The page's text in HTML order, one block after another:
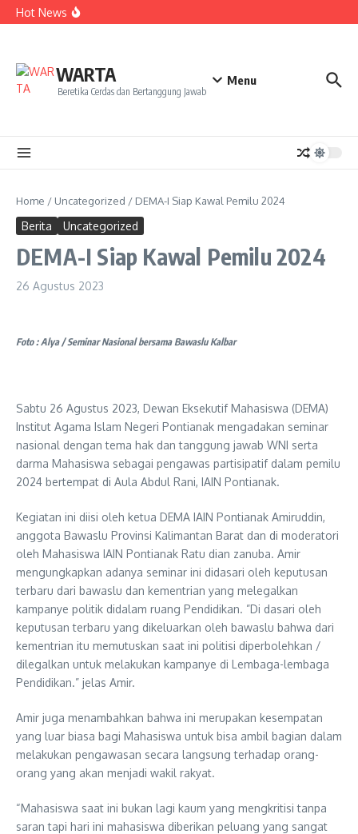
Lewati ke konten
Hot News
Pontianak
Mereka?
WARTA
Beretika Cerdas dan Bertanggung Jawab
Menu
Home / Uncategorized / DEMA-I Siap Kawal Pemilu 2024
Berita Uncategorized
DEMA-I Siap Kawal Pemilu 2024
26 Agustus 2023
Foto : Alya / Seminar Nasional bersama Bawaslu Kalbar
Sabtu 26 Agustus 2023, Dewan Eksekutif Mahasiswa (DEMA)
Institut Agama Islam Negeri Pontianak mengadakan seminar
nasional dengan tema hak dan tanggung jawab WNI serta
darma Mahasiswa sebagai pengawas partisipatif dalam pemilu
2024 bertempat di Aula Abdul Rani, IAIN Pontianak.
Kegiatan ini diisi oleh ketua DEMA IAIN Pontianak Amiruddin,
anggota Bawaslu Provinsi Kalimantan Barat dan di moderatori
oleh Mahasiswa IAIN Pontianak Ratu dian zanuba. Amir
mengungkapkan adanya seminar ini didasari oleh keputusan
terbaru dari bawaslu dan kementrian yang melegalkan
kampanye politik didalam ruang Pendidikan. ”Di dasari oleh
keputusan terbaru yang dikeluarkan oleh bawaslu bahwa dari
kementrian itu memutuskan saat ini politisi diperbolehkan /
dilegalkan untuk melakukan kampanye di Lembaga-lembaga
Pendidikan.” jelas Amir.
Amir juga menambahkan bahwa ini merupakan kesempatan
yang luar biasa bagi Mahasiswa untuk bisa ambil bagian dalam
melakukan pengawasan secara langsung terhadap orang-
orang yang akan menjadi wakil rakyat.
“Mahasiswa saat ini bukan lagi kaum yang mengkritisi tanpa
saran tapi hari ini mahasiswa diberikan peluang yang sangat